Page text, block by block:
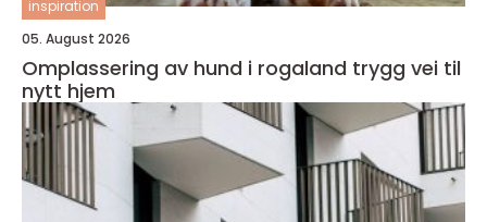
inspiration
05. August 2026
Omplassering av hund i rogaland trygg vei til
nytt hjem